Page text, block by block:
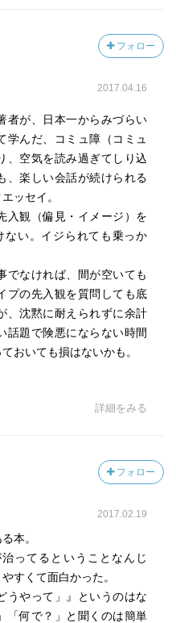
フォロー
2017.04.16
者が、日本一からみづらい
学んだ、コミュ障（コミュ
、空気を読み過ぎてしり込
、楽しい会話が続けられる
ッセイ。
入観（偏見・イメージ）を
ない。イジられても乗っか
でなければ、間が空いても
プの先入観を質問しても底
、沈黙に耐えられずに余計
話題で険悪にならない時間
おいても損はないかも。
詳細をみる
フォロー
2017.02.19
本。
ってるということなんじ
すくて面白かった。
うやって」』というのはな
「何で？」と聞くのは簡単